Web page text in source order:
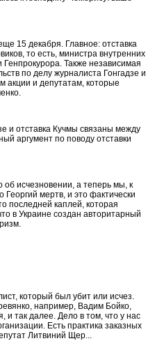
15 декабря. Главное: отставка
то есть, министра внутренних
Также независимая
по делу журналиста Гонгадзе и
акции и депутатам, которые
и отставка Кучмы связаны между
аргумент по поводу отставки
об исчезновении, а теперь мы, к
мертв, и это фактически
последней каплей, которая
в Украине создан авторитарный
который был убит или исчез.
например, Вадим Бойко,
так далее. Дело в том, что у нас
Есть практика заказных
Литвиний Щер...